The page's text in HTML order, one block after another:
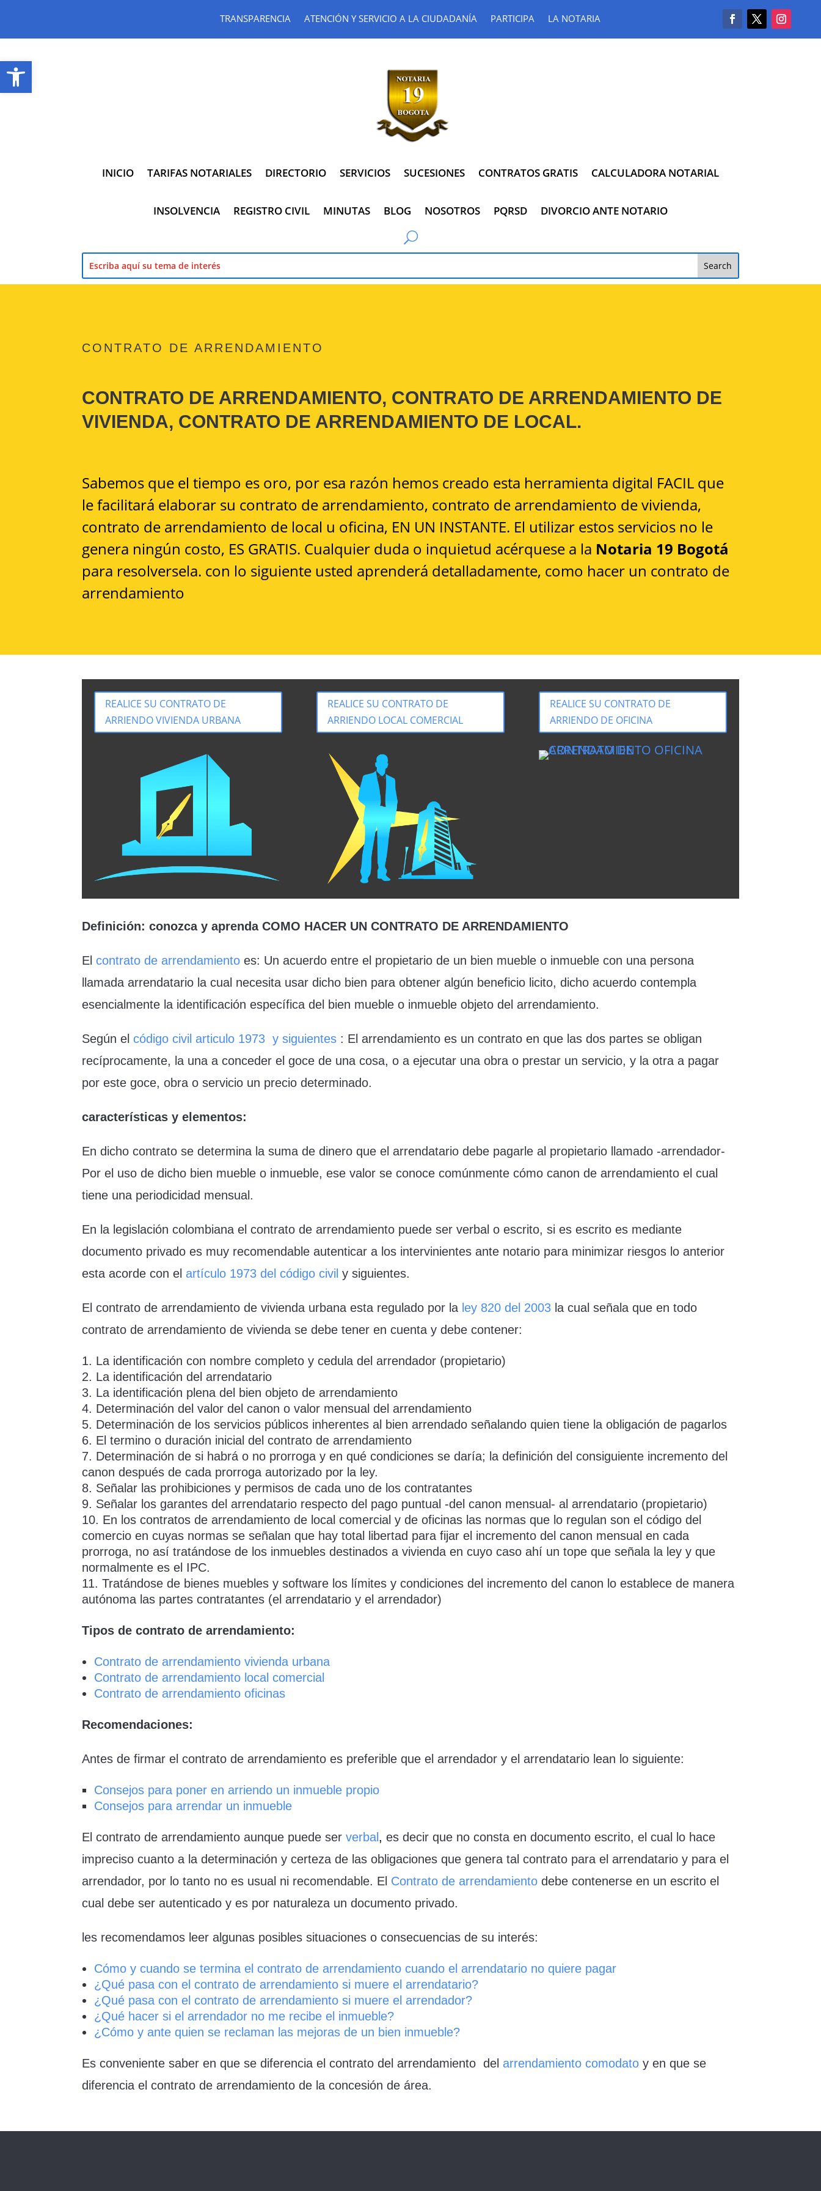
Abrir barra de herramientas
TRANSPARENCIA ATENCIÓN Y SERVICIO A LA CIUDADANÍA PARTICIPA LA NOTARIA
INICIO TARIFAS NOTARIALES DIRECTORIO SERVICIOS SUCESIONES CONTRATOS GRATIS CALCULADORA NOTARIAL
INSOLVENCIA REGISTRO CIVIL MINUTAS BLOG NOSOTROS PQRSD DIVORCIO ANTE NOTARIO
CONTRATO DE ARRENDAMIENTO
CONTRATO DE ARRENDAMIENTO, CONTRATO DE ARRENDAMIENTO DE
VIVIENDA, CONTRATO DE ARRENDAMIENTO DE LOCAL.
Sabemos que el tiempo es oro, por esa razón hemos creado esta herramienta digital FACIL que
le facilitará elaborar su contrato de arrendamiento, contrato de arrendamiento de vivienda,
contrato de arrendamiento de local u oficina, EN UN INSTANTE. El utilizar estos servicios no le
genera ningún costo, ES GRATIS. Cualquier duda o inquietud acérquese a la Notaria 19 Bogotá
para resolversela. con lo siguiente usted aprenderá detalladamente, como hacer un contrato de
arrendamiento
REALICE SU CONTRATO DE
ARRIENDO VIVIENDA URBANA
REALICE SU CONTRATO DE
ARRIENDO LOCAL COMERCIAL
REALICE SU CONTRATO DE
ARRIENDO DE OFICINA
Definición: conozca y aprenda COMO HACER UN CONTRATO DE ARRENDAMIENTO
Elcontrato de arrendamiento es: Un acuerdo entre el propietario de un bien mueble o inmueble con una persona
llamada arrendatario la cual necesita usar dicho bien para obtener algún beneficio licito, dicho acuerdo contempla
esencialmente la identificación específica del bien mueble o inmueble objeto del arrendamiento.
Según elcódigo civil articulo 1973 y siguientes : El arrendamiento es un contrato en que las dos partes se obligan
recíprocamente, la una a conceder el goce de una cosa, o a ejecutar una obra o prestar un servicio, y la otra a pagar
por este goce, obra o servicio un precio determinado.
características y elementos:
En dicho contrato se determina la suma de dinero que el arrendatario debe pagarle al propietario llamado -arrendador-
Por el uso de dicho bien mueble o inmueble, ese valor se conoce comúnmente cómo canon de arrendamiento el cual
tiene una periodicidad mensual.
En la legislación colombiana el contrato de arrendamiento puede ser verbal o escrito, si es escrito es mediante
documento privado es muy recomendable autenticar a los intervinientes ante notario para minimizar riesgos lo anterior
esta acorde con elartículo 1973 del código civil y siguientes.
El contrato de arrendamiento de vivienda urbana esta regulado por la ley 820 del 2003 la cual señala que en todo
contrato de arrendamiento de vivienda se debe tener en cuenta y debe contener:
La identificación con nombre completo y cedula del arrendador (propietario)
La identificación del arrendatario
La identificación plena del bien objeto de arrendamiento
Determinación del valor del canon o valor mensual del arrendamiento
Determinación de los servicios públicos inherentes al bien arrendado señalando quien tiene la obligación de pagarlos
El termino o duración inicial del contrato de arrendamiento
Determinación de si habrá o no prorroga y en qué condiciones se daría; la definición del consiguiente incremento del
canon después de cada prorroga autorizado por la ley.
Señalar las prohibiciones y permisos de cada uno de los contratantes
Señalar los garantes del arrendatario respecto del pago puntual -del canon mensual- al arrendatario (propietario)
En los contratos de arrendamiento de local comercial y de oficinas las normas que lo regulan son el código del
comercio en cuyas normas se señalan que hay total libertad para fijar el incremento del canon mensual en cada
prorroga, no así tratándose de los inmuebles destinados a vivienda en cuyo caso ahí un tope que señala la ley y que
normalmente es el IPC.
Tratándose de bienes muebles y software los límites y condiciones del incremento del canon lo establece de manera
autónoma las partes contratantes (el arrendatario y el arrendador)
Tipos de contrato de arrendamiento:
Contrato de arrendamiento vivienda urbana
Contrato de arrendamiento local comercial
Contrato de arrendamiento oficinas
Recomendaciones:
Antes de firmar el contrato de arrendamiento es preferible que el arrendador y el arrendatario lean lo siguiente:
Consejos para poner en arriendo un inmueble propio
Consejos para arrendar un inmueble
El contrato de arrendamiento aunque puede serverbal ,es decir que no consta en documento escrito, el cual lo hace
impreciso cuanto a la determinación y certeza de las obligaciones que genera tal contrato para el arrendatario y para el
arrendador, por lo tanto no es usual ni recomendable. El Contrato de arrendamiento debe contenerse en un escrito el
cual debe ser autenticado y es por naturaleza un documento privado.
les recomendamos leer algunas posibles situaciones o consecuencias de su interés:
Cómo y cuando se termina el contrato de arrendamiento cuando el arrendatario no quiere pagar
¿Qué pasa con el contrato de arrendamiento si muere el arrendatario?
¿Qué pasa con el contrato de arrendamiento si muere el arrendador?
¿Qué hacer si el arrendador no me recibe el inmueble?
¿Cómo y ante quien se reclaman las mejoras de un bien inmueble?
Es conveniente saber en que se diferencia el contrato del arrendamiento delarrendamiento comodato y en que se
diferencia el contrato de arrendamiento de la concesión de área.